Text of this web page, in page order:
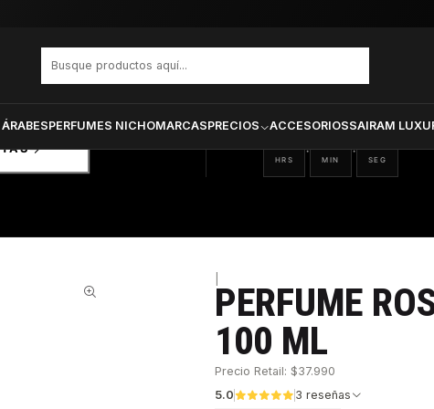
PERFUMES NICHOMARCASPRECIOS ACCESORIOSSAIRAM
16
HRS
: 14
MIN
: 04
SEG
PERFUME
100 ML
Precio Retail: $37.990
5.0
3 reseñas